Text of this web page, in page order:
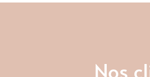
sympa. Et en plus on s'est
Nos